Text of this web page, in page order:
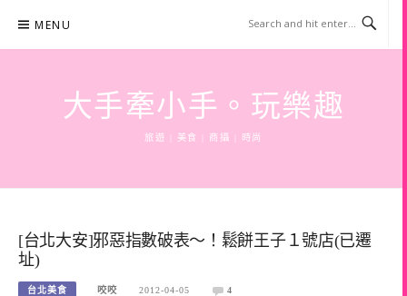
content
MENU
大手牽小手。玩樂趣
旅遊 | 美食 | 商攝 | 時尚
[台北大安]邪惡指數破表～！鬆餅王子１號店(已遷
址)
台北美食 咬咬 2012-04-05 4